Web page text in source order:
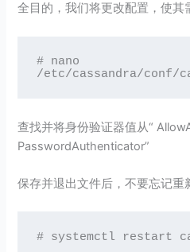
全目的，我们将更改配置，使其
# nano
/etc/cassandra/conf/
查找并将身份验证器值从“
PasswordAuthenticator”
保存并退出文件后，不要忘记重
# systemctl restart